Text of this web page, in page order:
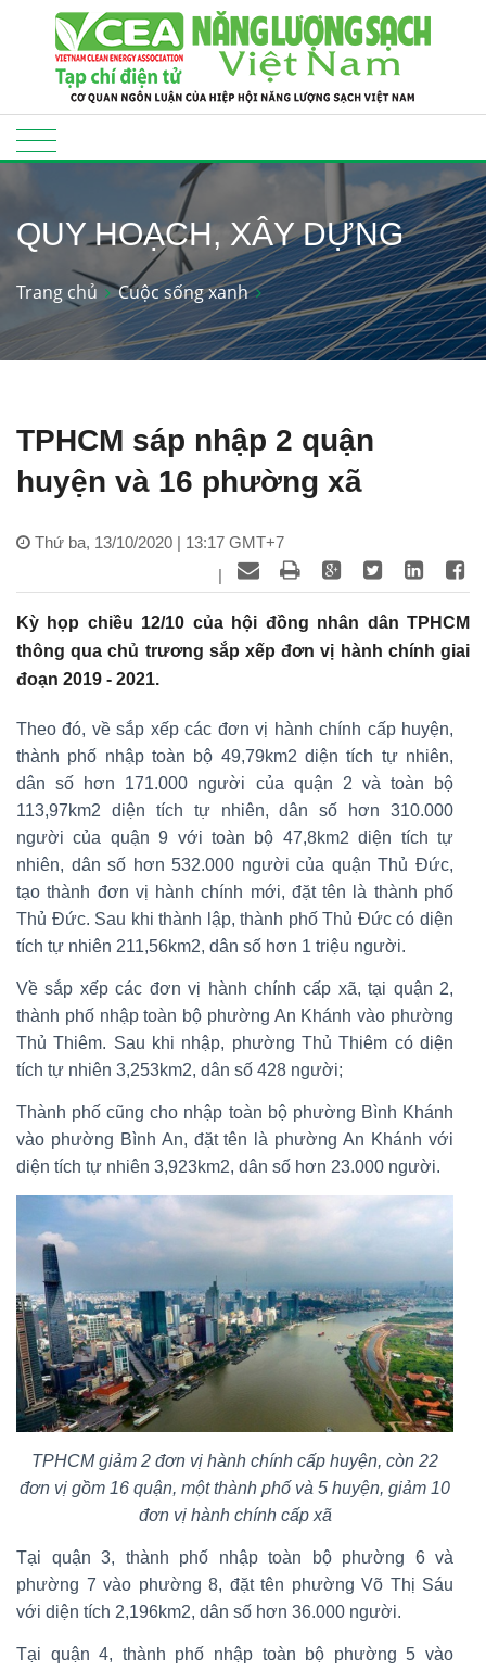
QUY HOẠCH, XÂY DỰNG
Trang chủ Cuộc sống xanh
TPHCM sáp nhập 2 quận
huyện và 16 phường xã
Thứ ba, 13/10/2020 | 13:17 GMT+7
|
Kỳ họp chiều 12/10 của hội đồng nhân dân TPHCM
thông qua chủ trương sắp xếp đơn vị hành chính giai
đoạn 2019 - 2021.
Theo đó, về sắp xếp các đơn vị hành chính cấp huyện,
thành phố nhập toàn bộ 49,79km2 diện tích tự nhiên,
dân số hơn 171.000 người của quận 2 và toàn bộ
113,97km2 diện tích tự nhiên, dân số hơn 310.000
người của quận 9 với toàn bộ 47,8km2 diện tích tự
nhiên, dân số hơn 532.000 người của quận Thủ Đức,
tạo thành đơn vị hành chính mới, đặt tên là thành phố
Thủ Đức. Sau khi thành lập, thành phố Thủ Đức có diện
tích tự nhiên 211,56km2, dân số hơn 1 triệu người.
Về sắp xếp các đơn vị hành chính cấp xã, tại quận 2,
thành phố nhập toàn bộ phường An Khánh vào phường
Thủ Thiêm. Sau khi nhập, phường Thủ Thiêm có diện
tích tự nhiên 3,253km2, dân số 428 người;
Thành phố cũng cho nhập toàn bộ phường Bình Khánh
vào phường Bình An, đặt tên là phường An Khánh với
diện tích tự nhiên 3,923km2, dân số hơn 23.000 người.
TPHCM giảm 2 đơn vị hành chính cấp huyện, còn 22
đơn vị gồm 16 quận, một thành phố và 5 huyện, giảm 10
đơn vị hành chính cấp xã
Tại quận 3, thành phố nhập toàn bộ phường 6 và
phường 7 vào phường 8, đặt tên phường Võ Thị Sáu
với diện tích 2,196km2, dân số hơn 36.000 người.
Tại quận 4, thành phố nhập toàn bộ phường 5 vào